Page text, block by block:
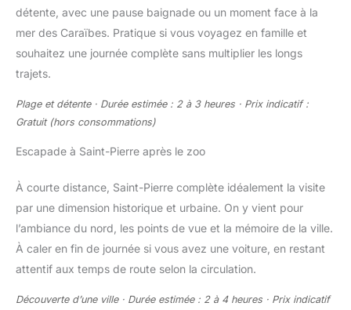
détente, avec une pause baignade ou un moment face à la
mer des Caraïbes. Pratique si vous voyagez en famille et
souhaitez une journée complète sans multiplier les longs
trajets.
Plage et détente · Durée estimée : 2 à 3 heures · Prix indicatif :
Gratuit (hors consommations)
Escapade à Saint-Pierre après le zoo
À courte distance, Saint-Pierre complète idéalement la visite
par une dimension historique et urbaine. On y vient pour
l’ambiance du nord, les points de vue et la mémoire de la ville.
À caler en fin de journée si vous avez une voiture, en restant
attentif aux temps de route selon la circulation.
Découverte d’une ville · Durée estimée : 2 à 4 heures · Prix indicatif